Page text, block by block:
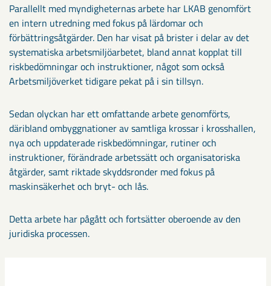
Parallellt med myndigheternas arbete har LKAB genomfört
en intern utredning med fokus på lärdomar och
förbättringsåtgärder. Den har visat på brister i delar av det
systematiska arbetsmiljöarbetet, bland annat kopplat till
riskbedömningar och instruktioner, något som också
Arbetsmiljöverket tidigare pekat på i sin tillsyn.
Sedan olyckan har ett omfattande arbete genomförts,
däribland ombyggnationer av samtliga krossar i krosshallen,
nya och uppdaterade riskbedömningar, rutiner och
instruktioner, förändrade arbetssätt och organisatoriska
åtgärder, samt riktade skyddsronder med fokus på
maskinsäkerhet och bryt- och lås.
Detta arbete har pågått och fortsätter oberoende av den
juridiska processen.